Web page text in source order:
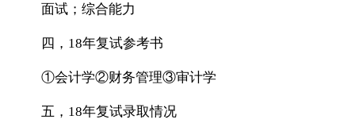
面试；综合能力
四，18年复试参考书
①会计学②财务管理③审计学
五，18年复试录取情况